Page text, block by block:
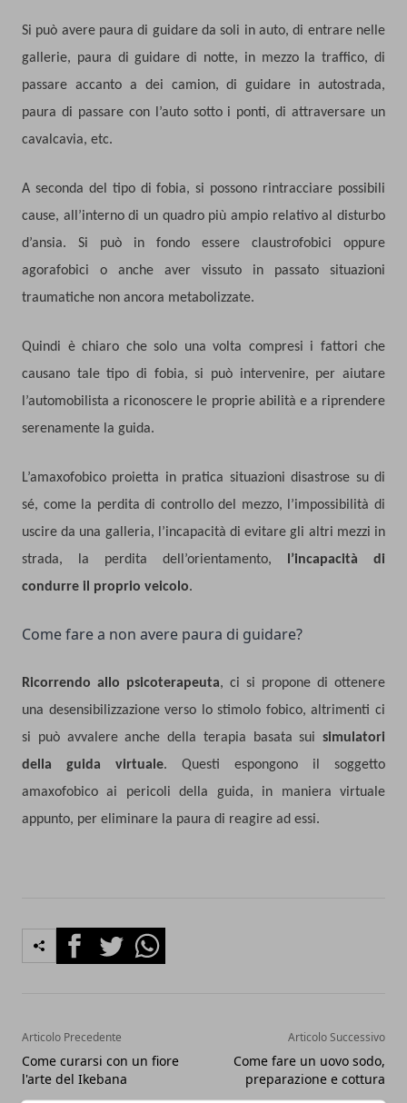
Si può avere paura di guidare da soli in auto, di entrare nelle
gallerie, paura di guidare di notte, in mezzo la traffico, di
passare accanto a dei camion, di guidare in autostrada,
paura di passare con l’auto sotto i ponti, di attraversare un
cavalcavia, etc.
A seconda del tipo di fobia, si possono rintracciare possibili
cause, all’interno di un quadro più ampio relativo al disturbo
d’ansia. Si può in fondo essere claustrofobici oppure
agorafobici o anche aver vissuto in passato situazioni
traumatiche non ancora metabolizzate.
Quindi è chiaro che solo una volta compresi i fattori che
causano tale tipo di fobia, si può intervenire, per aiutare
l’automobilista a riconoscere le proprie abilità e a riprendere
serenamente la guida.
L’amaxofobico proietta in pratica situazioni disastrose su di
sé, come la perdita di controllo del mezzo, l’impossibilità di
uscire da una galleria, l’incapacità di evitare gli altri mezzi in
strada, la perdita dell’orientamento, l’incapacità di
condurre il proprio veicolo.
Come fare a non avere paura di guidare?
Ricorrendo allo psicoterapeuta, ci si propone di ottenere
una desensibilizzazione verso lo stimolo fobico, altrimenti ci
si può avvalere anche della terapia basata sui simulatori
della guida virtuale. Questi espongono il soggetto
amaxofobico ai pericoli della guida, in maniera virtuale
appunto, per eliminare la paura di reagire ad essi.
FacebookTwitterWhatsapp
Articolo Precedente
Come curarsi con un fiore
l'arte del Ikebana
Articolo Successivo
Come fare un uovo sodo,
preparazione e cottura